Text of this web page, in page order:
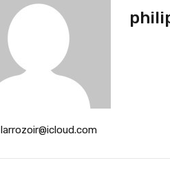
larrozoir@icloud.com